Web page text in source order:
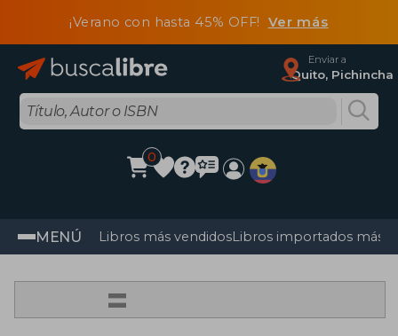
¡Verano con hasta 45% OFF! Ver más
Enviar a
Quito, Pichincha
0
MENÚ Libros más vendidosLibros importados más
=